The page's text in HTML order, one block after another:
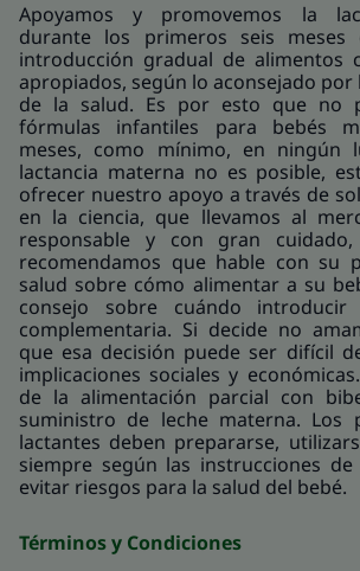
Apoyamos y promovemos la
durante los primeros seis
introducción gradual de alimentos
apropiados, según lo aconsejado
de la salud. Es por esto que no
fórmulas infantiles para bebés
meses, como mínimo, en ningún
lactancia materna no es posible,
ofrecer nuestro apoyo a través de
en la ciencia, que llevamos al
responsable y con gran
recomendamos que hable con su
salud sobre cómo alimentar a su
consejo sobre cuándo introducir
complementaria. Si decide no
que esa decisión puede ser difícil
implicaciones sociales y
de la alimentación parcial con
suministro de leche materna. Los
lactantes deben prepararse,
siempre según las instrucciones
evitar riesgos para la salud del bebé.
Términos y Condiciones